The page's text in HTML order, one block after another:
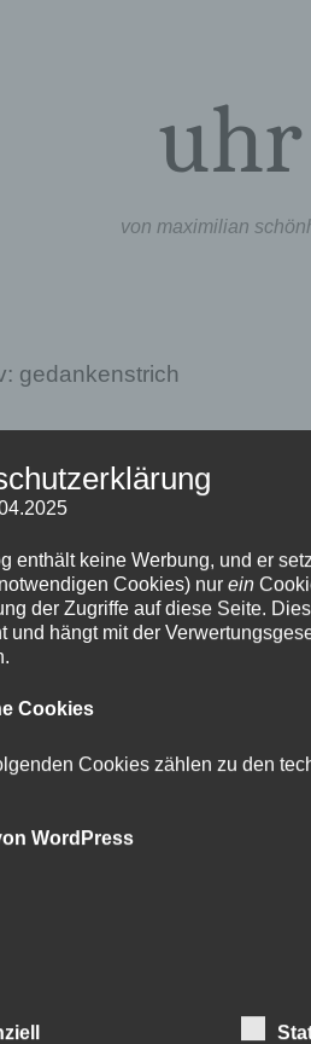
uhr
von maximilian
gedankenstrich
8. September 2013
ich diesen langen
version
(ohne leerzeichen*
gibt ihn im
so wunderschön
ist eine völlige veränderung der
im englischen gibt es viele
und dashologie als die
. und oben, „leave me
enthält keine Werbung, und er
Cookies) nur ein
der Zugriffe auf diese Seite.
und hängt mit der
Cookies
Cookies zählen zu den
WordPress